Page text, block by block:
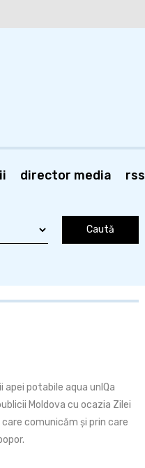
director media rss
apei potabile aqua unIQa
Moldova cu ocazia Zilei
comunicăm și prin care